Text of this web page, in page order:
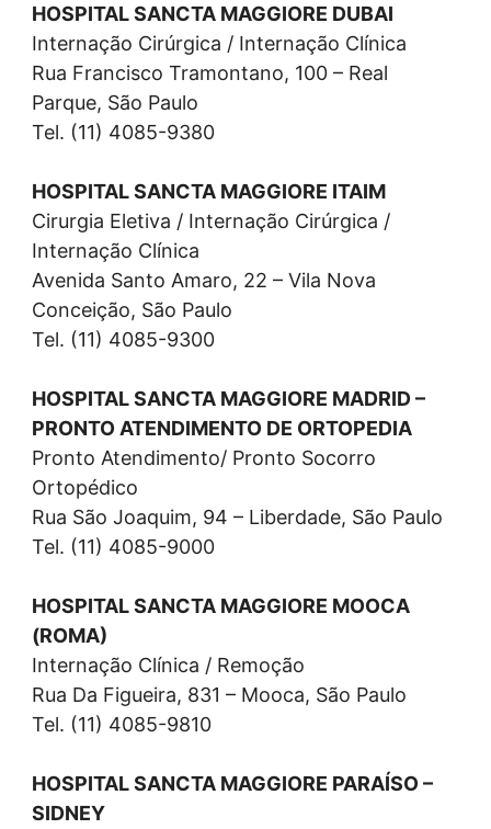
HOSPITAL SANCTA MAGGIORE DUBAI
Internação Cirúrgica / Internação Clínica
Rua Francisco Tramontano, 100 – Real
Parque, São Paulo
Tel. (11) 4085-9380
HOSPITAL SANCTA MAGGIORE ITAIM
Cirurgia Eletiva / Internação Cirúrgica /
Internação Clínica
Avenida Santo Amaro, 22 – Vila Nova
Conceição, São Paulo
Tel. (11) 4085-9300
HOSPITAL SANCTA MAGGIORE MADRID –
PRONTO ATENDIMENTO DE ORTOPEDIA
Pronto Atendimento/ Pronto Socorro
Ortopédico
Rua São Joaquim, 94 – Liberdade, São Paulo
Tel. (11) 4085-9000
HOSPITAL SANCTA MAGGIORE MOOCA
(ROMA)
Internação Clínica / Remoção
Rua Da Figueira, 831 – Mooca, São Paulo
Tel. (11) 4085-9810
HOSPITAL SANCTA MAGGIORE PARAÍSO –
SIDNEY